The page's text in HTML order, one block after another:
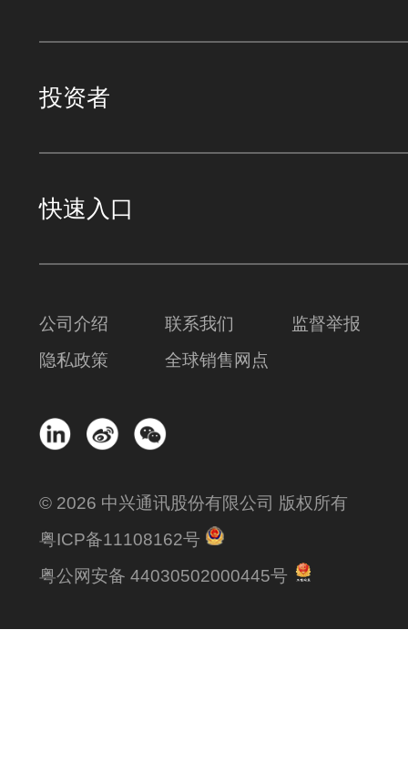
投资者
快速入口
公司介绍 联系我们
监督举报
隐私政策
全球销售网点
© 2026 中兴通讯股份有限公司 版权所有
粤ICP备11108162号
粤公网安备 44030502000445号